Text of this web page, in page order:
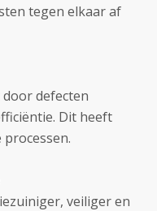
tegen elkaar af
defecten
Dit heeft
veiliger en